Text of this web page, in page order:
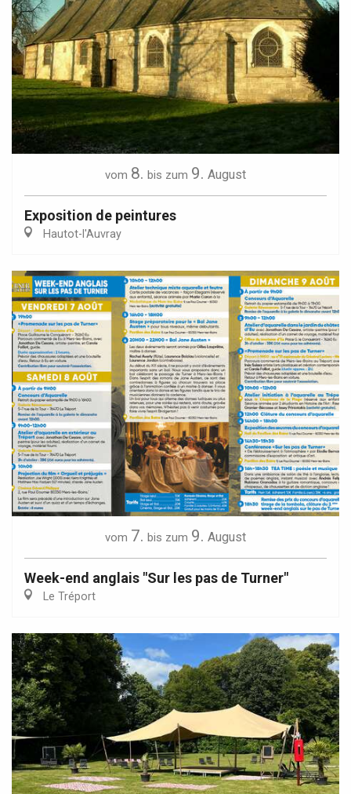
vom 8. bis zum 9. August
Exposition de peintures
Hautot-l'Auvray
vom 7. bis zum 9. August
Week-end anglais "Sur les pas de Turner"
Le Tréport